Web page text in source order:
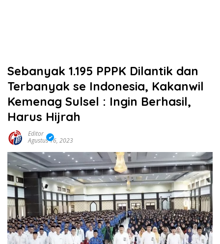
Sebanyak 1.195 PPPK Dilantik dan
Terbanyak se Indonesia, Kakanwil
Kemenag Sulsel : Ingin Berhasil,
Harus Hijrah
Editor
Agustus 16, 2023